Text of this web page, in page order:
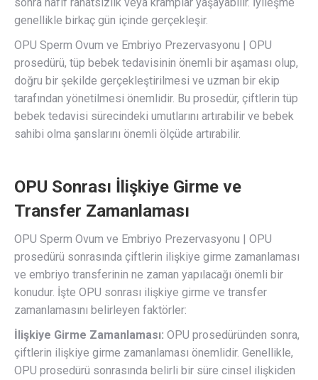
genellikle birkaç gün içinde gerçekleşir.
OPU Sperm Ovum ve Embriyo Prezervasyonu | OPU
prosedürü, tüp bebek tedavisinin önemli bir aşaması olup,
doğru bir şekilde gerçekleştirilmesi ve uzman bir ekip
tarafından yönetilmesi önemlidir. Bu prosedür, çiftlerin tüp
bebek tedavisi sürecindeki umutlarını artırabilir ve bebek
sahibi olma şanslarını önemli ölçüde artırabilir.
OPU Sonrası İlişkiye Girme ve
Transfer Zamanlaması
OPU Sperm Ovum ve Embriyo Prezervasyonu | OPU
prosedürü sonrasında çiftlerin ilişkiye girme zamanlaması
ve embriyo transferinin ne zaman yapılacağı önemli bir
konudur. İşte OPU sonrası ilişkiye girme ve transfer
zamanlamasını belirleyen faktörler:
İlişkiye Girme Zamanlaması: OPU prosedüründen sonra,
çiftlerin ilişkiye girme zamanlaması önemlidir. Genellikle,
OPU prosedürü sonrasında belirli bir süre cinsel ilişkiden